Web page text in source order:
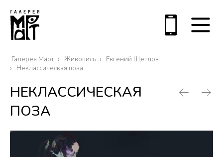
Галерея Март Живопись
Евгений Щеглов
Неклассическая поза
НЕКЛАССИЧЕСКАЯ
ПОЗА